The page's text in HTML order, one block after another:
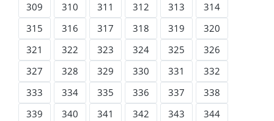
309
310 311 312 313
314
315
316 317 318 319
320
321
322 323 324 325
326
327
328 329 330 331
332
333
334 335 336 337
338
339
340 341 342 343
344